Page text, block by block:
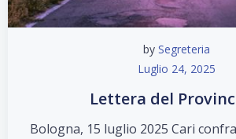
by Segreteria
Luglio 24, 2025
Lettera del
Bologna, 15 luglio 2025 Cari